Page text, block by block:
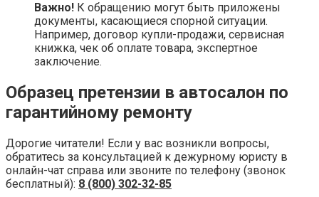
Важно! К обращению могут быть приложены
документы, касающиеся спорной ситуации.
Например, договор купли-продажи, сервисная
книжка, чек об оплате товара, экспертное
заключение.
Образец претензии в автосалон по
гарантийному ремонту
Дорогие читатели! Если у вас возникли вопросы,
обратитесь за консультацией к дежурному юристу в
онлайн-чат справа или звоните по телефону (звонок
бесплатный): 8 (800) 302-32-85